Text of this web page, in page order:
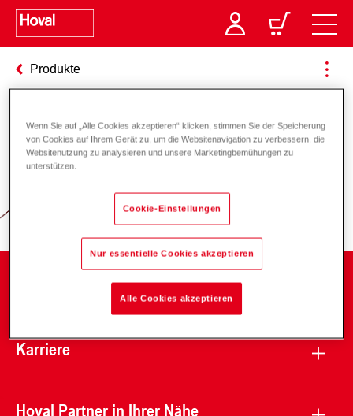
Produkte
Verantwortung für Energie und
Karriere
Hoval Partner in Ihrer Nähe
Wenn Sie auf „Alle Cookies akzeptieren“ klicken, stimmen Sie der Speicherung
von Cookies auf Ihrem Gerät zu, um die Websitenavigation zu verbessern, die
Websitenutzung zu analysieren und unsere Marketingbemühungen zu
unterstützen.
Cookie-Einstellungen
Nur essentielle Cookies akzeptieren
Alle Cookies akzeptieren